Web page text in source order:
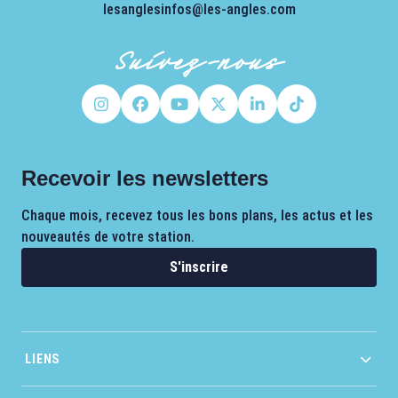
lesanglesinfos@les-angles.com
Suivez-nous
Recevoir les newsletters
Chaque mois, recevez tous les bons plans, les actus et les
nouveautés de votre station.
S'inscrire
LIENS